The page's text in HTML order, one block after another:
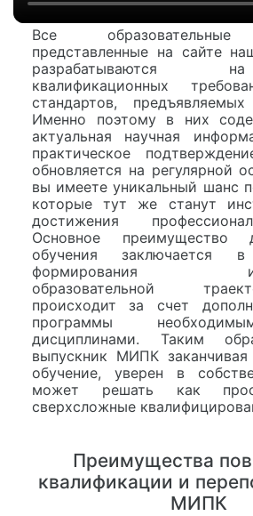
Все
представленные на сайте
разрабатываются
квалификационных
стандартов,
Именно поэтому в них
актуальная научная
практическое
обновляется на регулярной
вы имеете уникальный шанс
которые тут же станут
достижения
Основное преимущество
обучения заключается в
формирования
образовательной
происходит за счет
программы
дисциплинами. Таким
выпускник МИПК заканчивая
обучение, уверен в
может решать как
сверхсложные
Преимущества
квалификации и
МИПК